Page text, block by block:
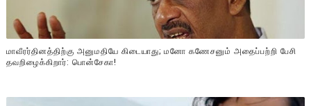
மாவீரர்தினத்திற்கு அனுமதியே கிடையாது; மனோ கணேசனும் அதைப்பற்றி பேசி
தவறிழைக்கிறார்: பொன்சேகா!